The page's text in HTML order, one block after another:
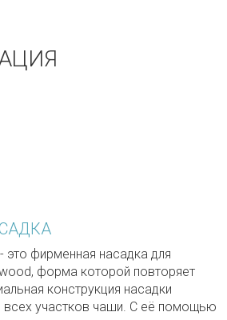
это фирменная насадка для
форма которой повторяет
конструкция насадки
всех участков чаши. С её помощью